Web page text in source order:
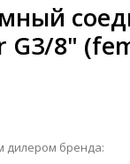
G3/8"
дилером бренда: